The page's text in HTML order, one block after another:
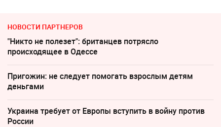
НОВОСТИ ПАРТНЕРОВ
"Никто не полезет": британцев потрясло
происходящее в Одессе
Пригожин: не следует помогать взрослым детям
деньгами
Украина требует от Европы вступить в войну против
России